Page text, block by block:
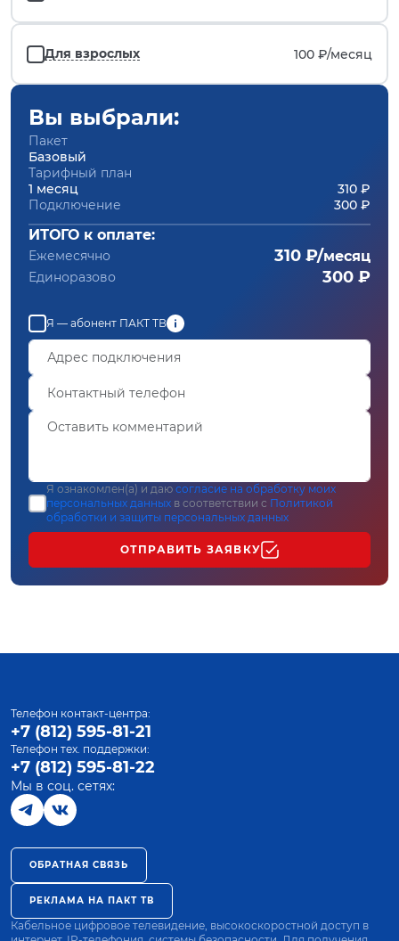
Для взрослых 100 ₽/месяц
Вы выбрали:
Пакет
Базовый
Тарифный план
1 месяц
310 ₽
Подключение
300 ₽
ИТОГО к оплате:
Ежемесячно 310 ₽/месяц
Единоразово 300 ₽
Я — абонент ПАКТ ТВ
Я ознакомлен(а) и даю согласие на обработку моих
персональных данных в соответствии с Политикой
обработки и защиты персональных данных
ОТПРАВИТЬ ЗАЯВКУ
Телефон контакт-центра:
+7 (812) 595-81-21
Телефон тех. поддержки:
+7 (812) 595-81-22
Мы в соц. сетях:
ОБРАТНАЯ СВЯЗЬ
РЕКЛАМА НА ПАКТ ТВ
Кабельное цифровое телевидение, высокоскоростной доступ в